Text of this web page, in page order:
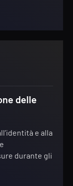
delle
e alla
durante gli